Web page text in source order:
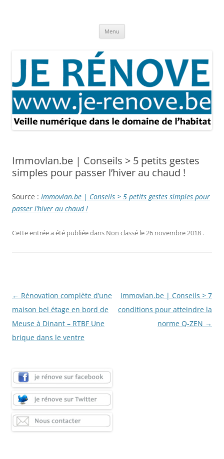
Menu
Immovlan.be | Conseils > 5 petits gestes
simples pour passer l’hiver au chaud !
Source : Immovlan.be | Conseils > 5 petits gestes simples pour
passer l’hiver au chaud !
Cette entrée a été publiée dans Non classé le26 novembre 2018 .
Navigation
des
articles
← Rénovation complète d’une
maison bel étage en bord de
Meuse à Dinant – RTBF Une
brique dans le ventre
Immovlan.be | Conseils > 7
conditions pour atteindre la
norme Q-ZEN →